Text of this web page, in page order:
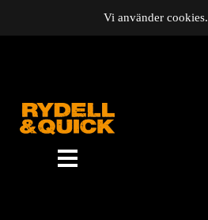
Vi använder cookies.